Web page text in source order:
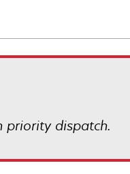
priority dispatch.